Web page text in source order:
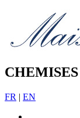
FR | EN